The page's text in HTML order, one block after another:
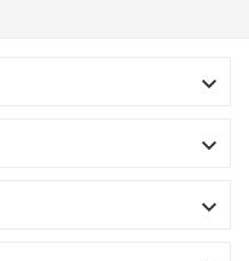


